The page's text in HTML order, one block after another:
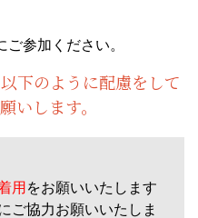
参加ください。
下のように配慮をして
いします。
用 をお願いいたします
ご協力お願いいたしま